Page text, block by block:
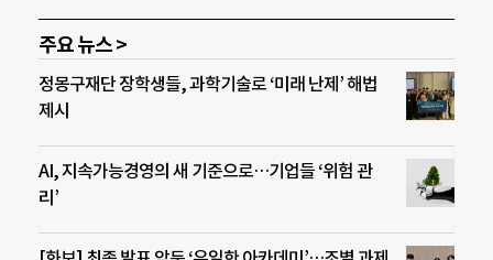
주요 뉴스 >
정몽구재단 장학생들, 과학기술로 ‘미래 난제’ 해법
제시
AI, 지속가능경영의 새 기준으로…기업들 ‘위험 관
리’